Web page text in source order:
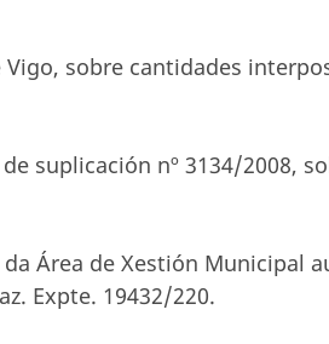
sobre cantidades
suplicación nº 3134/2008,
Área de Xestión Municipal
Expte. 19432/220.